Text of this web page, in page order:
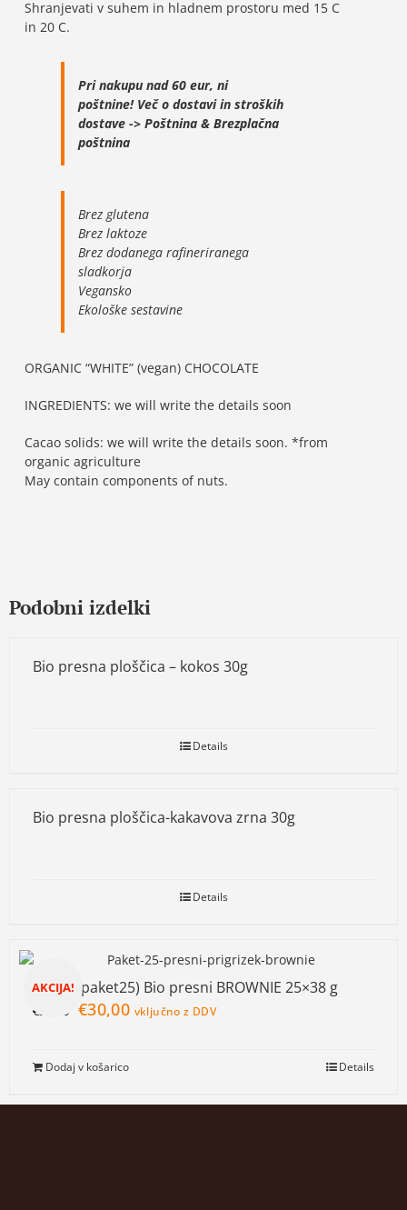
Shranjevati v suhem in hladnem prostoru med 15 C
in 20 C.
Pri nakupu nad 60 eur, ni
poštnine! Več o dostavi in stroških
dostave ->Poštnina & Brezplačna
poštnina
Brez glutena
Brez laktoze
Brez dodanega rafineriranega
sladkorja
Vegansko
Ekološke sestavine
ORGANIC “WHITE” (vegan) CHOCOLATE
INGREDIENTS: we will write the details soon
Cacao solids: we will write the details soon. *from
organic agriculture
May contain components of nuts.
Podobni izdelki
Bio presna ploščica – kokos 30g
Details
Bio presna ploščica-kakavova zrna 30g
Details
AKCIJA!
AKCIJA(paket25) Bio presni BROWNIE 25×38 g
€37,50 €30,00 vključno z DDV
Dodaj v košarico Details